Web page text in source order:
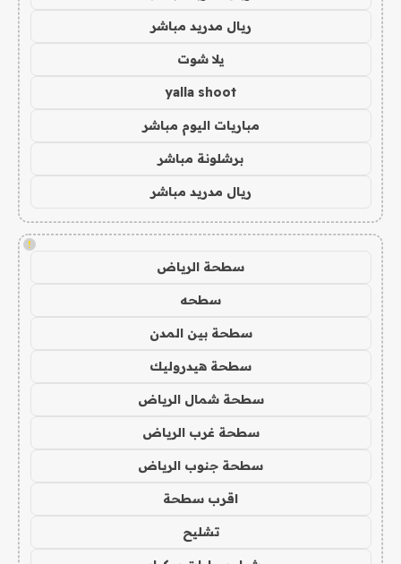
ريال مدريد مباشر
يلا شوت
yalla shoot
مباريات اليوم مباشر
برشلونة مباشر
ريال مدريد مباشر
!
سطحة الرياض
سطحه
سطحة بين المدن
سطحة هيدروليك
سطحة شمال الرياض
سطحة غرب الرياض
سطحة جنوب الرياض
اقرب سطحة
تشليح